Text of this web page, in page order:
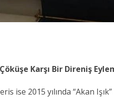
Karşı Bir Direniş
ise 2015 yılında “Akan